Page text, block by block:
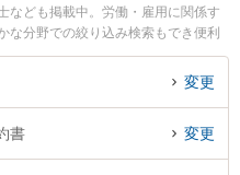
なども掲載中。労働・雇用に関係す
な分野での絞り込み検索もでき便利
弁護士や青い森法律事務所の小澤 博
、強みなどが注目されています。
職誓約書トラブルを法律相談できる
でお困りの相談者さんにおすすめで
変更
書 変更